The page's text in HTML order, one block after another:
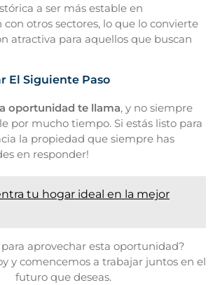
a ser más estable en
otros sectores, lo que lo convierte
atractiva para aquellos que buscan
El Siguiente Paso
oportunidad te llama, y no siempre
por mucho tiempo. Si estás listo para
la propiedad que siempre has
en responder!
tu hogar ideal en la mejor
para aprovechar esta oportunidad?
y comencemos a trabajar juntos en el
futuro que deseas.